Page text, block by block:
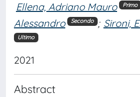
Ellena, Adriano Mauro Primo
Alessandro
Secondo ; Sironi,
Ultimo
2021
Abstract